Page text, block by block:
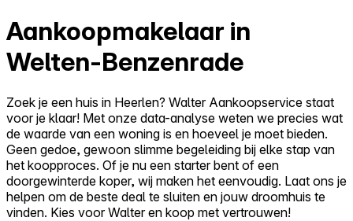
Aankoopmakelaar in
Welten-Benzenrade
Zoek je een huis in Heerlen? Walter Aankoopservice staat
voor je klaar! Met onze data-analyse weten we precies wat
de waarde van een woning is en hoeveel je moet bieden.
Geen gedoe, gewoon slimme begeleiding bij elke stap van
het koopproces. Of je nu een starter bent of een
doorgewinterde koper, wij maken het eenvoudig. Laat ons je
helpen om de beste deal te sluiten en jouw droomhuis te
vinden. Kies voor Walter en koop met vertrouwen!